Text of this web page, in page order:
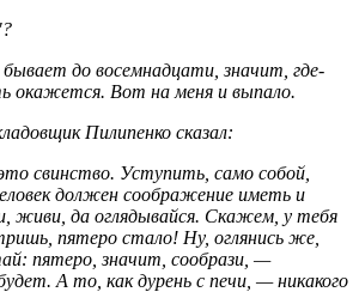
до восемнадцати, значит, где-
окажется. Вот на меня и выпало.
Пилипенко сказал:
свинство. Уступить, само собой,
должен соображение иметь и
живи, да оглядывайся. Скажем, у тебя
пятеро стало! Ну, оглянись же,
пятеро, значит, сообрази, —
А то, как дурень с печи, — никакого